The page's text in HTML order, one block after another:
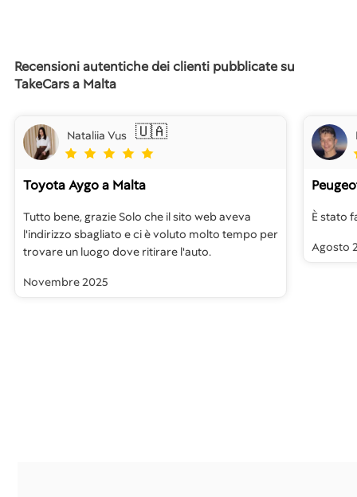
Recensioni autentiche dei clienti pubblicate su
TakeCars a Malta
Nataliia Vus 🇺🇦
Toyota Aygoa Malta
Tutto bene, grazie Solo che il sito web aveva
l'indirizzo sbagliato e ci è voluto molto tempo per
trovare un luogo dove ritirare l'auto.
Novembre 2025
È stato
Agosto